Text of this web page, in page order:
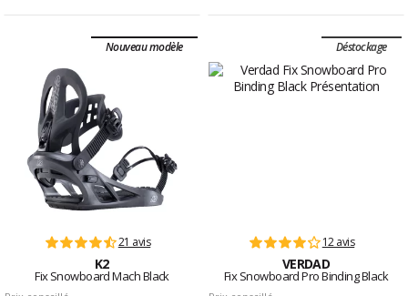
Nouveau modèle
21 avis
K2
Fix Snowboard Mach Black
Déstockage
12 avis
VERDAD
Fix Snowboard Pro Binding Black